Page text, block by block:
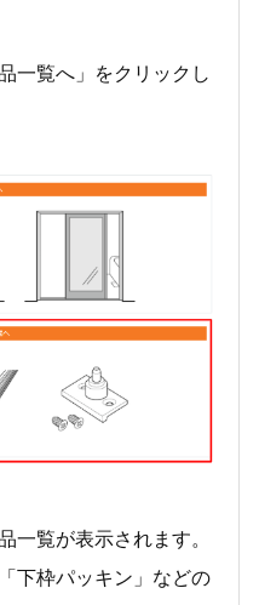
一覧へ」をクリックし
一覧が表示されます。
下枠パッキン」などの